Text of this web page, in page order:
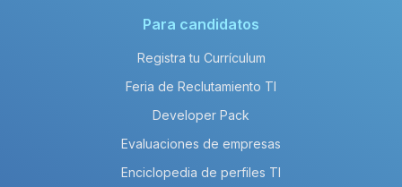
Para candidatos
Registra tu Currículum
Feria de Reclutamiento TI
Developer Pack
Evaluaciones de empresas
Enciclopedia de perfiles TI